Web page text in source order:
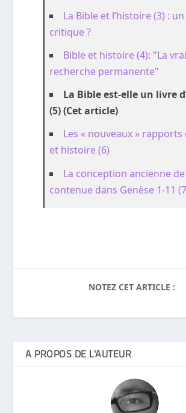
La Bible et l’histoire (3) :
critique ?
Bible et histoire (4): "La
recherche permanente"
La Bible est-elle un livre
(5) (Cet article)
Les « nouveaux »
et histoire (6)
La conception ancienne
contenue dans Genèse 1-11
NOTEZ CET ARTICLE :
A PROPOS DE L'AUTEUR